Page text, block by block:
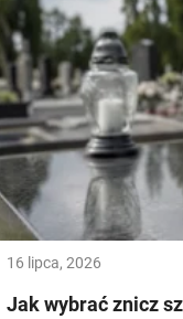
16 lipca, 2026
Jak wybrać znicz